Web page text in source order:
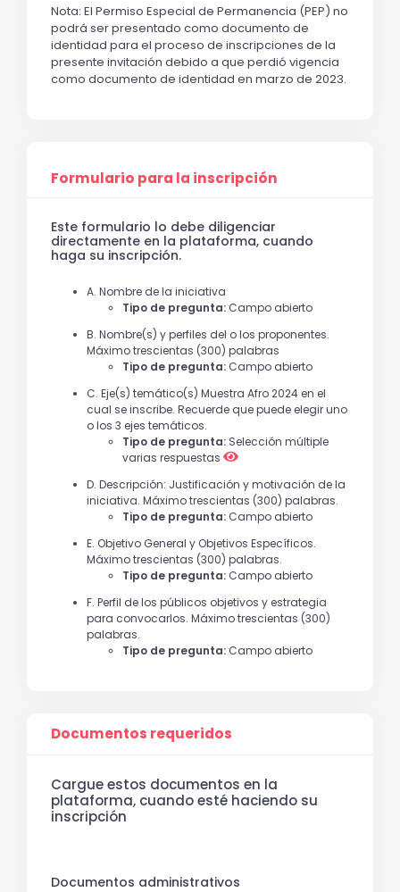
Nota: El Permiso Especial de Permanencia (PEP) no
podrá ser presentado como documento de
identidad para el proceso de inscripciones de la
presente invitación debido a que perdió vigencia
como documento de identidad en marzo de 2023.
Formulario para la inscripción
Este formulario lo debe diligenciar
directamente en la plataforma, cuando
haga su inscripción.
A. Nombre de la iniciativa
Tipo de pregunta: Campo abierto
B. Nombre(s) y perfiles del o los proponentes.
Máximo trescientas (300) palabras
Tipo de pregunta: Campo abierto
C. Eje(s) temático(s) Muestra Afro 2024 en el
cual se inscribe. Recuerde que puede elegir uno
o los 3 ejes temáticos.
Tipo de pregunta: Selección múltiple
varias respuestas
D. Descripción: Justificación y motivación de la
iniciativa. Máximo trescientas (300) palabras.
Tipo de pregunta: Campo abierto
E. Objetivo General y Objetivos Específicos.
Máximo trescientas (300) palabras.
Tipo de pregunta: Campo abierto
F. Perfil de los públicos objetivos y estrategia
para convocarlos. Máximo trescientas (300)
palabras.
Tipo de pregunta: Campo abierto
Documentos requeridos
Cargue estos documentos en la
plataforma, cuando esté haciendo su
inscripción
Documentos administrativos